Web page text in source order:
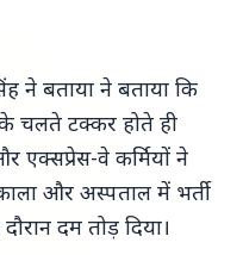
ने बताया ने बताया कि
चलते टक्कर होते ही
वे कर्मियों ने
और अस्पताल में भर्ती
दम तोड़ दिया।